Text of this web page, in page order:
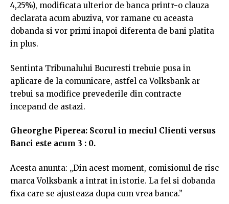
4,25%), modificata ulterior de banca printr-o clauza
declarata acum abuziva, vor ramane cu aceasta
dobanda si vor primi inapoi diferenta de bani platita
in plus.
Sentinta Tribunalului Bucuresti trebuie pusa in
aplicare de la comunicare, astfel ca Volksbank ar
trebui sa modifice prevederile din contracte
incepand de astazi.
Gheorghe Piperea: Scorul in meciul Clienti versus
Banci este acum 3 : 0.
Acesta anunta: „Din acest moment, comisionul de risc
marca Volksbank a intrat in istorie. La fel si dobanda
fixa care se ajusteaza dupa cum vrea banca.”